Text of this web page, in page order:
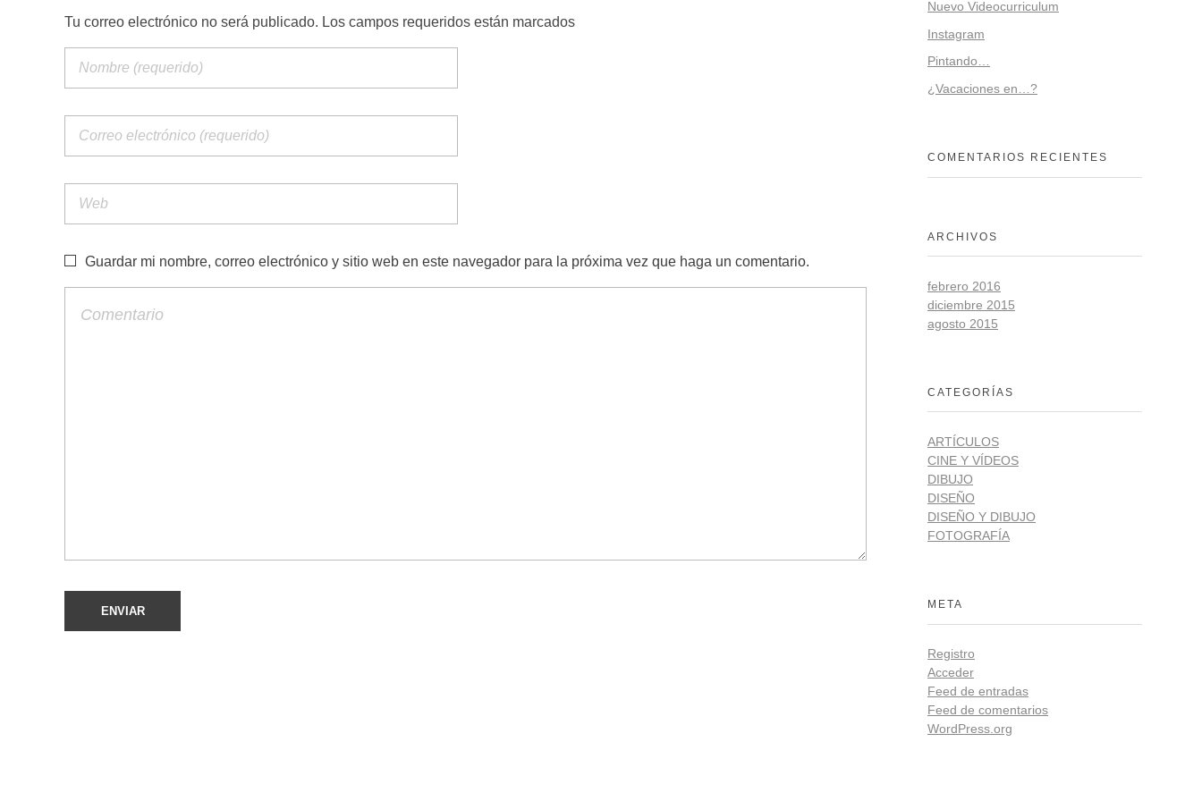
Tu correo electrónico no será publicado. Los campos requeridos están marcados
Guardar mi nombre, correo electrónico y sitio web en este navegador para la próxima vez que haga un comentario.
Nuevo Videocurriculum
Instagram
Pintando…
¿Vacaciones en…?
COMENTARIOS RECIENTES
ARCHIVOS
febrero 2016
diciembre 2015
agosto 2015
CATEGORÍAS
ARTÍCULOS
CINE Y VÍDEOS
DIBUJO
DISEÑO
DISEÑO Y DIBUJO
FOTOGRAFÍA
META
Registro
Acceder
Feed de entradas
Feed de comentarios
WordPress.org